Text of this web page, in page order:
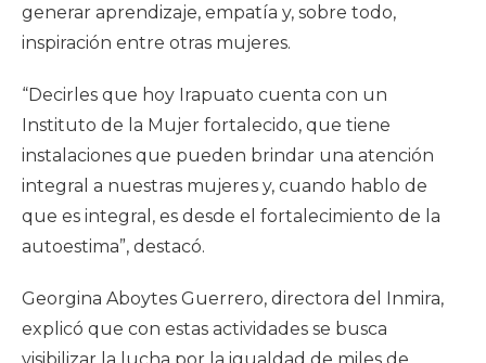
generar aprendizaje, empatía y, sobre todo,
inspiración entre otras mujeres.
“Decirles que hoy Irapuato cuenta con un
Instituto de la Mujer fortalecido, que tiene
instalaciones que pueden brindar una atención
integral a nuestras mujeres y, cuando hablo de
que es integral, es desde el fortalecimiento de la
autoestima”, destacó.
Georgina Aboytes Guerrero, directora del Inmira,
explicó que con estas actividades se busca
visibilizar la lucha por la igualdad de miles de